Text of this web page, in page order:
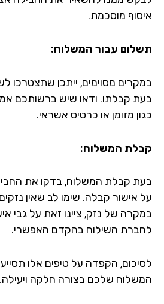
מוסכמת.
עבור המשלוח:
מסוימים, ייתכן שתצטרכו לשלם
קבלתו. ודאו שיש ברשותכם אמצעי
מזומן או כרטיס אשראי.
המשלוח:
קבלת המשלוח, בדקו את החבילה
אישור קבלה. שימו לב שאין נזקים או
של נזק, ציינו זאת על גבי אישור
השילוח בהקדם האפשרי.
הקפדה על טיפים אלו תסייע
שלכם בצורה חלקה ויעילה.